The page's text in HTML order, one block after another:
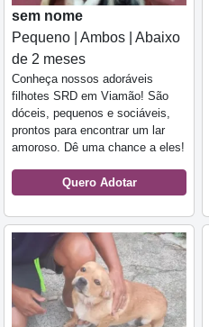
sem nome
Pequeno | Ambos | Abaixo
de 2 meses
Conheça nossos adoráveis
filhotes SRD em Viamão! São
dóceis, pequenos e sociáveis,
prontos para encontrar um lar
amoroso. Dê uma chance a eles!
Quero Adotar